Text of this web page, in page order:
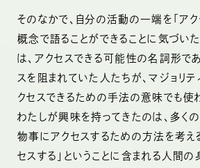
そのなかで、自分の活動の一端を「アク
概念で語ることができることに気づいた
は、アクセスできる可能性の名詞形で
スを阻まれていた人たちが、マジョリ
クセスできるための手法の意味でも使
わたしが興味を持ってきたのは、多く
物事にアクセスするための方法を考える
セスする」ということに含まれる人間